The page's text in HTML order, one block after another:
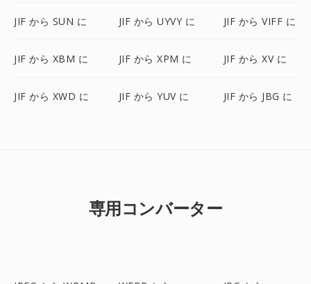
JIF から SUN に JIF から UYVY に JIF から VIFF に
JIF から XBM に JIF から XPM に JIF から XV に
JIF から XWD に JIF から YUV に JIF から JBG に
専用コンバーター